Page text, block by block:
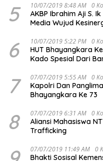
5 10/07/2019 8:48 AM 0
AKBP Ibrahim Aji S.
Media Wujud
6 10/07/2019 5:22 PM 0
HUT Bhayangkara
Kado Spesial Dari
7 07/07/2019 5:55 AM 0
Kapolri Dan
Bhayangkara Ke 73
8 07/07/2019 6:31 AM 0
Aliansi Mahasiswa
Trafficking
07/07/2019 11:49 AM 0
Bhakti Sosisal